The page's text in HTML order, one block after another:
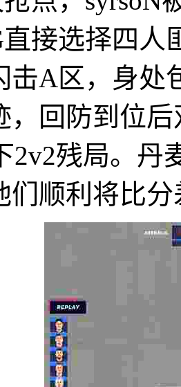
接选择四人
击A区，身处
，回防到位
2v2残局。丹
们顺利将比